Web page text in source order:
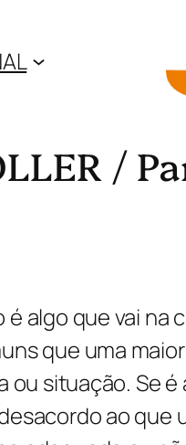
/
é algo que vai na
que uma
ou situação. Se
ao que